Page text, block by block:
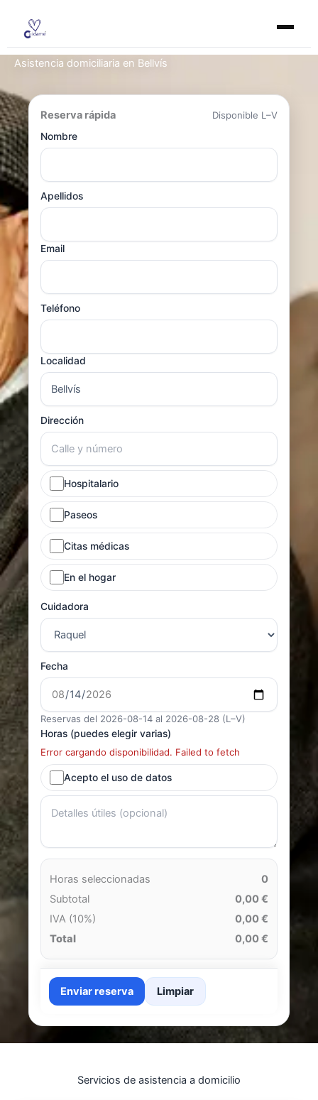
contenido
Asistencia domiciliaria en Bellvís
Reserva rápida
Disponible L–V
Nombre
Apellidos
Email
Teléfono
Localidad
Dirección
Hospitalario
Paseos
Citas médicas
En el hogar
Cuidadora
Fecha
Reservas del 2026-08-14 al 2026-08-28 (L–V)
Horas (puedes elegir varias)
Error cargando disponibilidad. Failed to fetch
Acepto el uso de datos
Horas seleccionadas
0
Subtotal
0,00 €
IVA (10%)
0,00 €
Total
0,00 €
Enviar reserva Limpiar
Servicios de asistencia a domicilio